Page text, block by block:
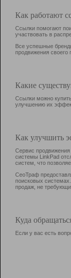
Как работают
Ссылки помогают
участвовать в
Все успешные
продвижения своего
Какие
Ссылки можно
улучшению их
Как улучшить
Сервис
системы LinkPad
систем, что
СеоТраф
поисковых
продаж, не
Куда
Если у вас есть